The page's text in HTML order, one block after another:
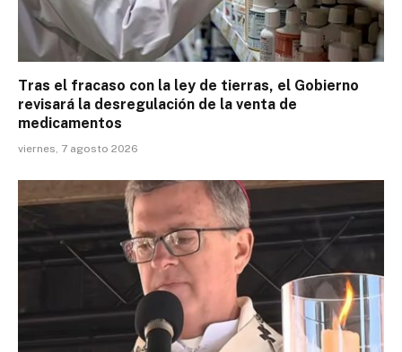
Tras el fracaso con la ley de tierras, el Gobierno
revisará la desregulación de la venta de
medicamentos
viernes, 7 agosto 2026